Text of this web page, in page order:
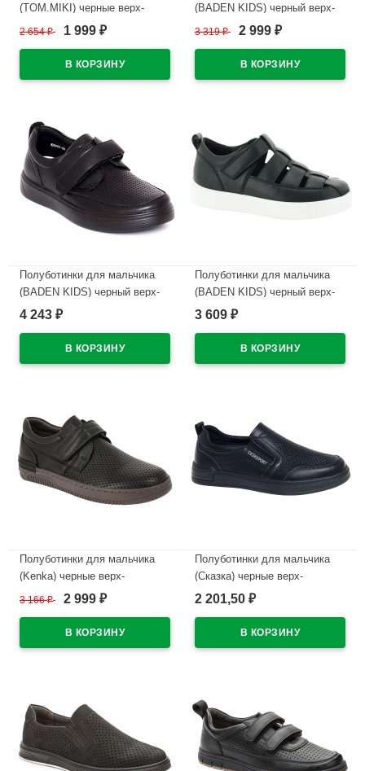
(TOM.MIKI) черные верх-
искусственная кожа
размерный ряд 33-38 арт.T-
10281-A
2 654₽ 1 999 ₽
(BADEN KIDS) черный верх-
натуральная кожа подкладка-
37 арт.KPA005-050
3 319₽ 2 999 ₽
Полуботинки для мальчика
(BADEN KIDS) черный верх-
натуральная кожа подкладка-
37 арт.KPA005-110
4 243 ₽
Полуботинки для мальчика
(BADEN KIDS) черный верх-
натуральная кожа подкладка-
37 арт.KPA005-340
3 609 ₽
Полуботинки для мальчика
(Kenka) черные верх-
искусственная кожа
размерный ряд 32-37 артикул
GJH_71512_black
3 166₽ 2 999 ₽
Полуботинки для мальчика
(Сказка) черные верх-
искусственная кожа
размерный ряд 32-37
арт.R077884015BK
2 201,50 ₽